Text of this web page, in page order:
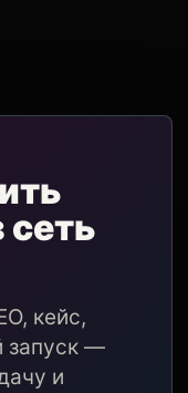
сеть
кейс,
запуск —
и